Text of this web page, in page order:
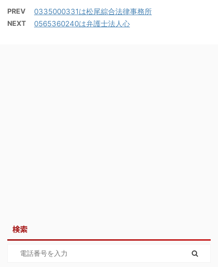
PREV 0335000331は松尾綜合法律事務所
NEXT 0565360240は弁護士法人心
検索